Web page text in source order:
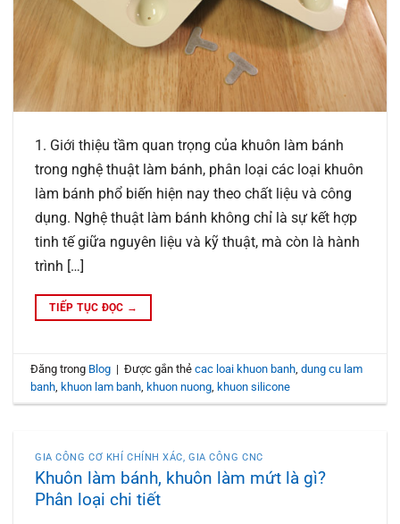
1. Giới thiệu tầm quan trọng của khuôn làm bánh
trong nghệ thuật làm bánh, phân loại các loại khuôn
làm bánh phổ biến hiện nay theo chất liệu và công
dụng. Nghệ thuật làm bánh không chỉ là sự kết hợp
tinh tế giữa nguyên liệu và kỹ thuật, mà còn là hành
trình […]
TIẾP TỤC ĐỌC →
Đăng trong Blog | Được gắn thẻcac loai khuon banh ,dung cu lam
banh khuon lam banh khuon nuong khuon silicone
GIA CÔNG CƠ KHÍ CHÍNH XÁC,GIA CÔNG CNC
Khuôn làm bánh, khuôn làm mứt là gì?
Phân loại chi tiết